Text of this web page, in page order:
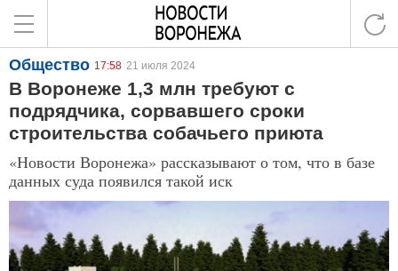
Общество 17:58 21 июля 2024
В Воронеже 1,3 млн требуют с
подрядчика, сорвавшего сроки
строительства собачьего приюта
«Новости Воронежа» рассказывают о том, что в базе
данных суда появился такой иск